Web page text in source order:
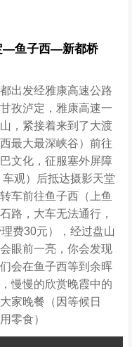
的松茸，上观景台，远看
畅快淋漓的高原徒步，必
卡318的精华景点号称摄
，为大家留下旅行花絮。
的山林，绿色的海子，即
可以到清澈的免费温泉泡
力充沛。